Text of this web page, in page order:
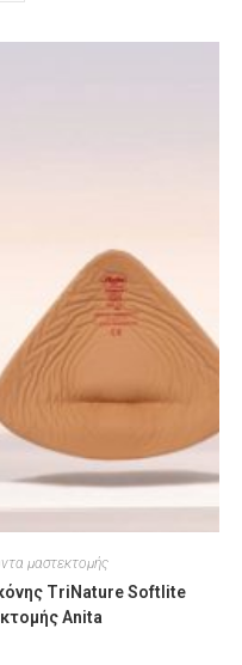
μαστεκτομής
TriNature Softlite
Anita